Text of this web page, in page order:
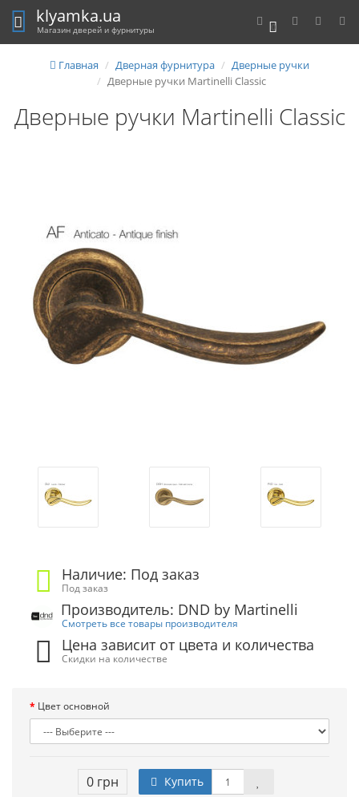
0
klyamka.ua
Магазин дверей и фурнитуры
Главная Дверная фурнитура
Дверные ручки
Дверные ручки Martinelli Classic
Дверные ручки Martinelli Classic
Наличие: Под заказ
Под заказ
Производитель: DND by Martinelli
Смотреть все товары производителя
Цена зависит от цвета и количества
Скидки на количестве
Цвет основной
0 грн Купить